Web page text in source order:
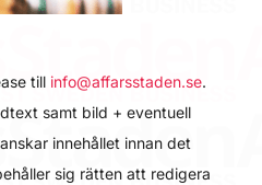
till info@affarsstaden.se.
samt bild + eventuell
innehållet innan det
sig rätten att redigera